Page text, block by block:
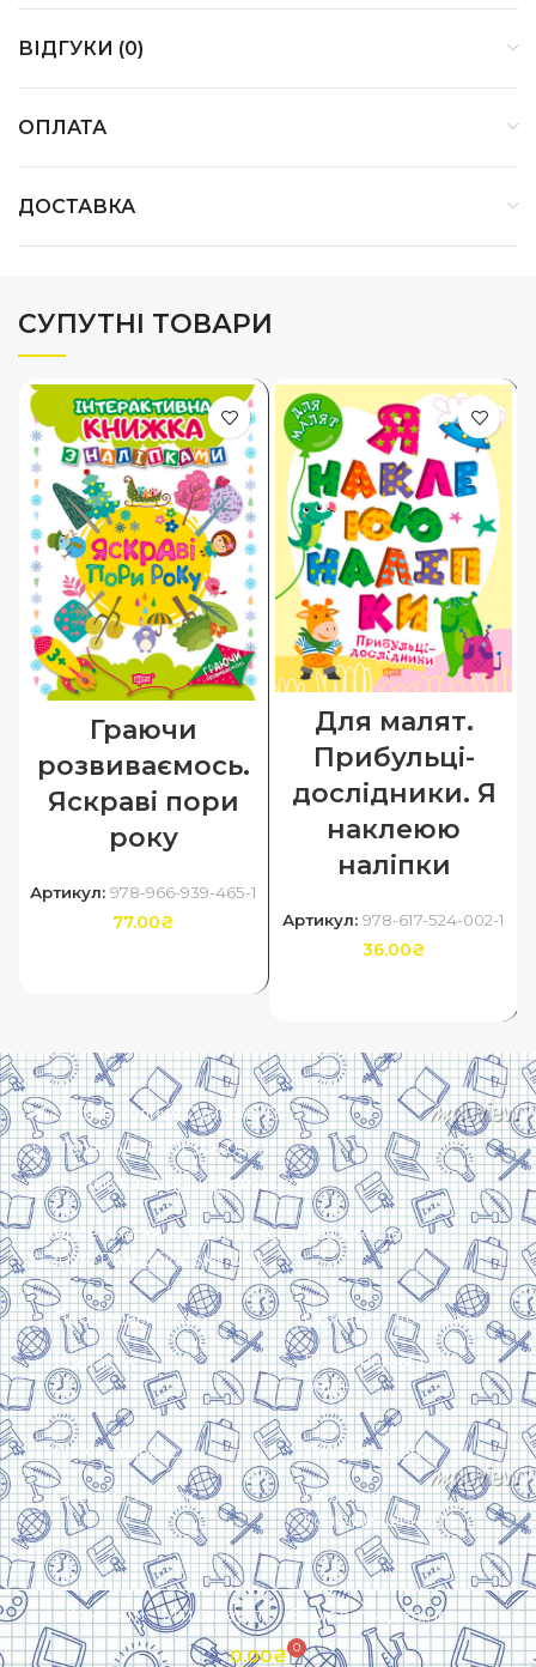
ВІДГУКИ (0)
ОПЛАТА
ДОСТАВКА
СУПУТНІ ТОВАРИ
Граючи
розвиваємось.
Яскраві пори
року
Артикул: 978-966-939-465-1
77.00₴
Для малят.
Прибульці-
дослідники. Я
наклеюю
наліпки
Артикул: 978-617-524-002-1
36.00₴
Харків, вулиця Сумська, 13
Телефон: (050) 305-05-41
E-Mail: torsingplus@gmail.com
Інтернет-магазин Торсінг. Усі права захищені
© 2024. Розробка:Skill Unit
Про видавництво
Контакти
Оплата та доставка
Повернення та
обмін
Скачати прайс
Система знижок
Договір оферти
Політика
конфіденційності
Контакти Мій аккаунт
Замовити дзвінок
0.00₴ 0